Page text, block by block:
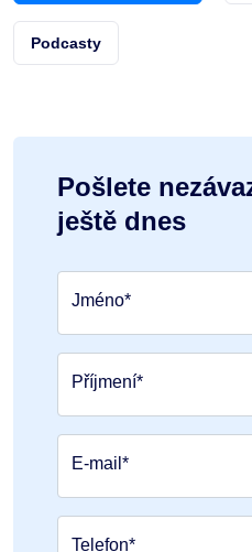
Podcasty
Pošlete
ještě dnes
Jméno*
Příjmení*
E-mail*
Telefon*